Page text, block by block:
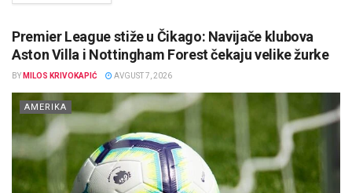
Premier League stiže u Čikago: Navijače klubova
Aston Villa i Nottingham Forest čekaju velike žurke
BY MILOS KRIVOKAPIĆ AVGUST 7, 2026
AMERIKA